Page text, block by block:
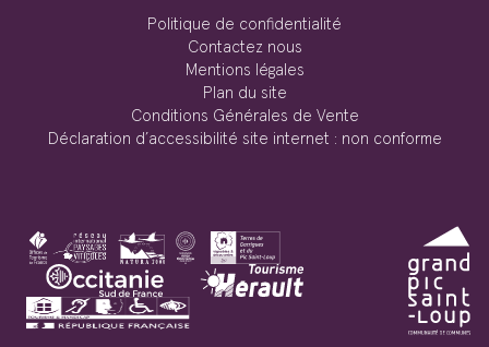
Politique de confidentialité
Contactez nous
Mentions légales
Plan du site
Conditions Générales de Vente
Déclaration d’accessibilité site internet : non conforme